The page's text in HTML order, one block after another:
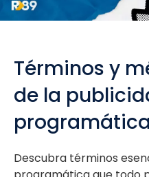
Términos y
de la
programática
Descubra términos